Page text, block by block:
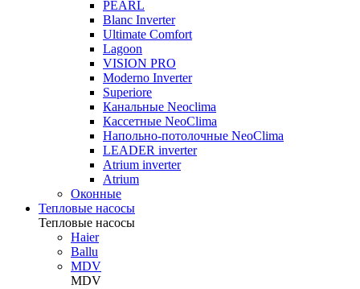
PEARL
Blanc Inverter
Ultimate Comfort
Lagoon
VISION PRO
Moderno Inverter
Superiore
Канальные Neoclima
Кассетные NeoClima
Напольно-потолочные NeoClima
LEADER inverter
Atrium inverter
Atrium
Оконные
Тепловые насосы
Тепловые насосы
Haier
Ballu
MDV
MDV